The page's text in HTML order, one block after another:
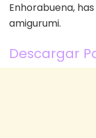
Enhorabuena,
amigurumi.
Descargar